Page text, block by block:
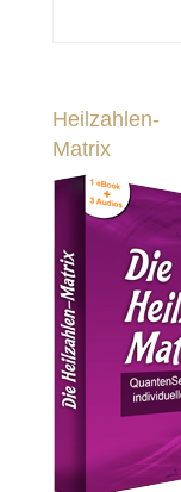
Heilzahlen-
Matrix